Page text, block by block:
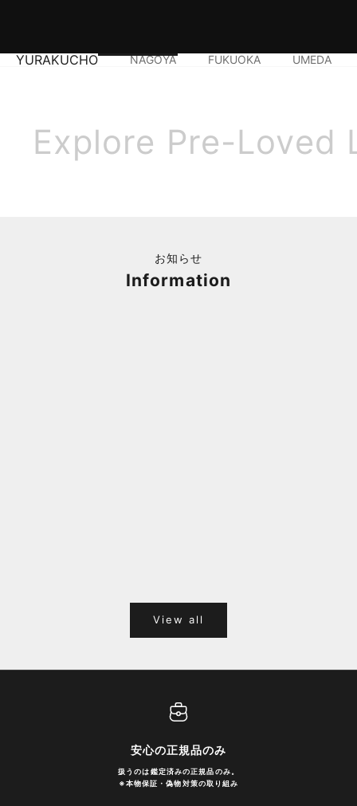
YURAKUCHO NAGOYA FUKUOKA UMEDA
Explore Pre-Loved
お知らせ
Information
View all
安心の正規品のみ
扱うのは鑑定済みの正規品のみ。
※本物保証・偽物対策の取り組み